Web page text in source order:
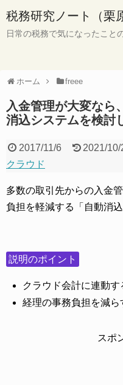
税務研究ノート（栗
日常の税務で気になったこと
ホーム freee
入金管理が大変なら
消込システムを検討
2017/11/6 2021/10/
クラウド
多数の取引先からの入金
負担を軽減する「自動消
説明のポイント
クラウド会計に連動
経理の事務負担を減ら
スポ